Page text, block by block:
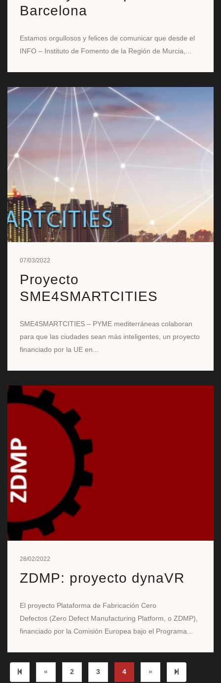
Barcelona
Estamos orgullosos y felices de comunicar que desde el
INFO – Instituto de Fomento de la Región de Murcia,...
07/03/2022
Proyecto
SME4SMARTCITIES
SME4SMARTCITIES – PYME mediterráneas colaboran
para que las ciudades sean más inteligentes, un proyecto
financiado por la UE en...
28/02/2022
ZDMP: proyecto dynaVR
El proyecto Plataforma de Fabricación Cero
Defectos (Zero Defect Manufacturing Platform, o ZDMP),
financiado por la Comisión Europea bajo el Programa...
« Previous page
2 3 4 » Next page
5